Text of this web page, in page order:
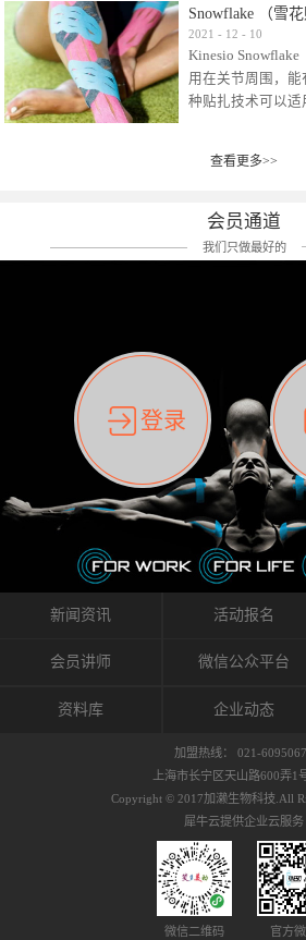
比如我本人，几乎
论从皮肤适应性还
易过敏的那种，
但是，当身体不适
殊因素的影响下，
前后后居家近30
痛影响走路。当
关节贴了半月板
消失，贴布也没
关节的半月板贴布
它都很坚强的贴
象。不同的条件
皮肤的敏感度也
的，是在研发生产
性，减少贴布本身
么原因引起的过敏
仅供大家参考，
们分析解剖下过敏
KINESIO贴布贴
原因，简单分为
括：1）面料的伸
能会给皮肤带来
Kinesio Taping
（KTAI）名誉会
破坏、发热、修复
力。 多作为细胞
扎疗法）的效果
以激发身体的自
弱细胞因子的作
症状。 与此相比
的控制仍有许多
各种各样的酵素起
了适合居住的环
因子是一种酶的
有毒细菌和无毒
的作用。 Kinesio
间内表现出症状，
对身体没有伤害
状。 但是，由于
坏，各种细胞就会
态下，细胞因子
间传递适当的修
因子级联；细胞
者甚至提供不需
自然愈合能力不
恶化的环境。
决这些问题。
疗法）的概念是
（抑制热的上升）
作出来。 特别地，
Tappling®（
长时间给予适...
Snowflake （雪
2021 - 12 - 10
Kinesio
用在关节周围，
种贴扎技术可以适
组织:肌肉，肌腱
状，而是指贴布
类型。贴布的应
成的自然流体力学
间，还可以在单
激。通过对间质液
筋膜，对关节进
的治疗区域。
肤上下左右运动
织的筋膜。它可以
放压力，刺激深层
种可以改变肌肉
关系的方法。 间
官。研究人员认为
且柔软的蛋白质
流体的空间构成
最大的脏器，约
内流通，有助于细
周围进行轻柔的
到辅助修复损伤
膜，韧带和关节
体力学理论加濑博
人流体力学理论是
的纤细筋膜的性质
查看更多>>
会员通道
我们只做最好的
登录
新闻资讯 活动报名
会员讲师 微信公众平台
资料库 企业动态
加盟热线： 021-
上海市长宁区天山路600弄1
Copyright © 2017加濑生物科技.All
犀牛云提供企业云服务
微信二维码 官方